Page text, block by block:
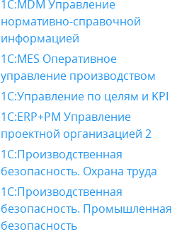
1С:MDM Управление
нормативно-справочной
информацией
1С:MES Оперативное
управление производством
1С:Управление по целям и KPI
1С:ERP+PM Управление
проектной организацией 2
1С:Производственная
безопасность. Охрана труда
1С:Производственная
безопасность. Промышленная
безопасность